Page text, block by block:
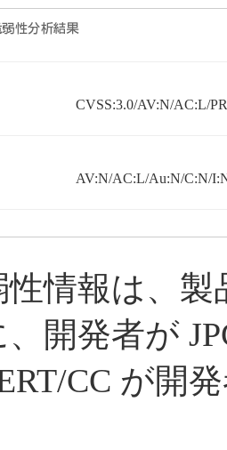
CVSS:3.0/AV:N/AC:L/
AV:N/AC:L/Au:N/C:N/
性情報は、
開発者が
CC が開